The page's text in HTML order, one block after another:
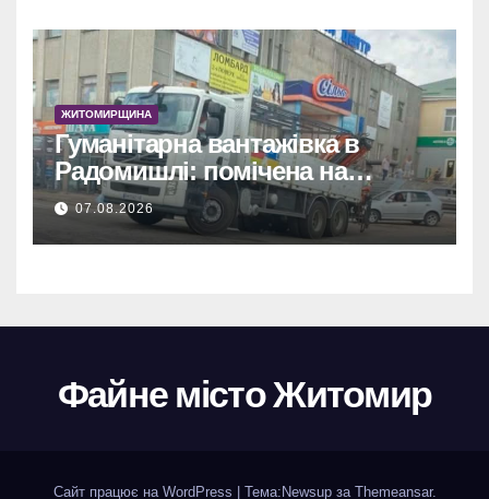
ЖИТОМИРЩИНА
Гуманітарна вантажівка в
Радомишлі: помічена на
будівництві приватного
об’єкта.
07.08.2026
Файне місто Житомир
Сайт працює на WordPress Тема: Newsupза Themeansar.